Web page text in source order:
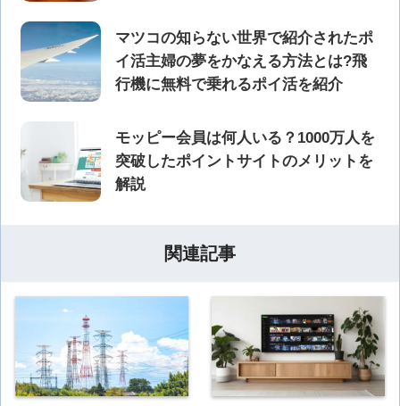
マツコの知らない世界で紹介されたポ
イ活主婦の夢をかなえる方法とは?飛
行機に無料で乗れるポイ活を紹介
モッピー会員は何人いる？1000万人を
突破したポイントサイトのメリットを
解説
関連記事